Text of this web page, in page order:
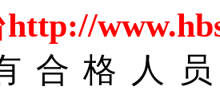
合格人